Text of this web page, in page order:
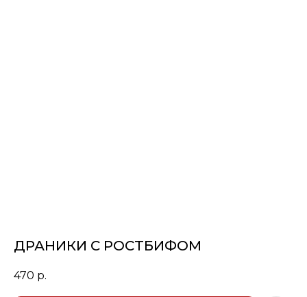
ДРАНИКИ С РОСТБИФОМ
470 р.